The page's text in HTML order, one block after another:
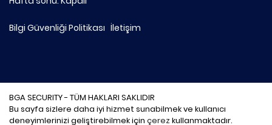
Bilgi Güvenliği Politikası İletişim
BGA SECURITY - TÜM HAKLARI SAKLIDIR
Bu sayfa sizlere daha iyi hizmet sunabilmek ve kullanıcı
deneyimlerinizi geliştirebilmek için çerezkullanmaktadır.